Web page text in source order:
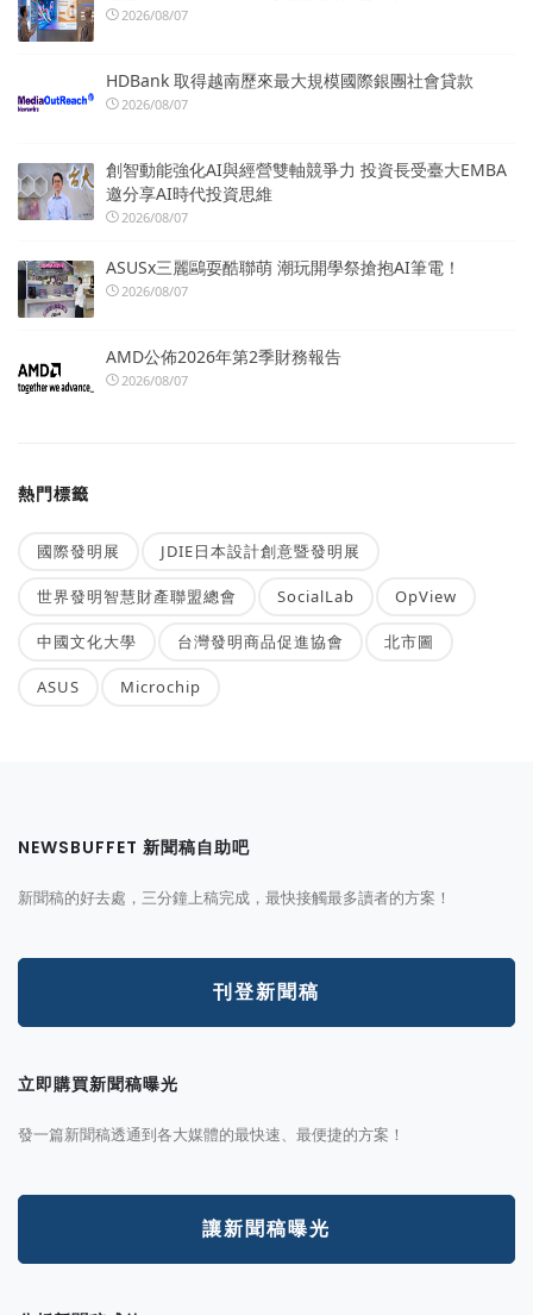
2026/08/07
HDBank 取得越南歷來最大規模國際銀團社會貸款
2026/08/07
創智動能強化AI與經營雙軸競爭力 投資長受臺大EMBA
邀分享AI時代投資思維
2026/08/07
ASUSx三麗鷗耍酷聯萌 潮玩開學祭搶抱AI筆電！
2026/08/07
AMD公佈2026年第2季財務報告
2026/08/07
熱門標籤
國際發明展 JDIE日本設計創意暨發明展
世界發明智慧財產聯盟總會 SocialLab OpView
中國文化大學 台灣發明商品促進協會 北市圖
ASUS Microchip
NEWSBUFFET 新聞稿自助吧
新聞稿的好去處，三分鐘上稿完成，最快接觸最多讀者的方案！
刊登新聞稿
立即購買新聞稿曝光
發一篇新聞稿透通到各大媒體的最快速、最便捷的方案！
讓新聞稿曝光